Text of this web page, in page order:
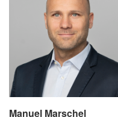
Manuel Marschel